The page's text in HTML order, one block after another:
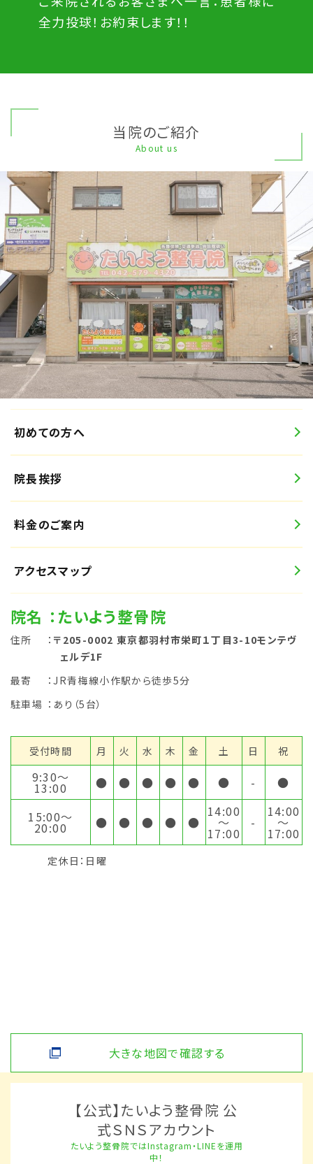
全力投球！お約束します！！
当院のご紹介
About us
初めての方へ
院長挨拶
料金のご案内
アクセスマップ
院名 ：たいよう整骨院
住所 ： 〒205-0002 東京都羽村市栄町１丁目3-10モンテヴ
ェルデ1F
最寄
：JR青梅線小作駅から徒歩5分
駐車場 ：あり（5台）
受付時間 月 火 水 木 金 土 日 祝
9:30〜
13:00 ● ● ● ● ● ● - ●
15:00〜
20:00 ● ● ● ● ●
14:00
～
17:00
-
14:00
～
17:00
定休日：日曜
大きな地図で確認する
【公式】たいよう整骨院 公
式ＳＮＳアカウント
たいよう整骨院ではInstagram・LINEを運用
中！